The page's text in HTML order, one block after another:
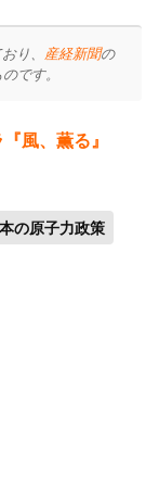
り、 産経新聞の
です。
風、薫る』
の原子力政策